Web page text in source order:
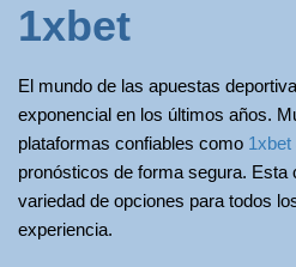
1xbet
El mundo de las apuestas
exponencial en los últimos años.
plataformas confiables como 1xbet
pronósticos de forma segura. Esta
variedad de opciones para todos
experiencia.